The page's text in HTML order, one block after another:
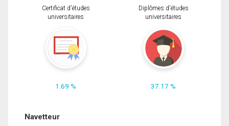
Certificat d'études
universitaires
1.69 %
Diplômes d'études
universitaires
37.17 %
Navetteur